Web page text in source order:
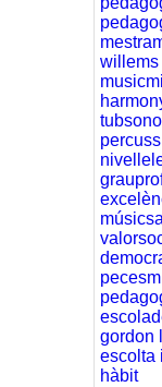
willems
gordon
escolta
hàbit